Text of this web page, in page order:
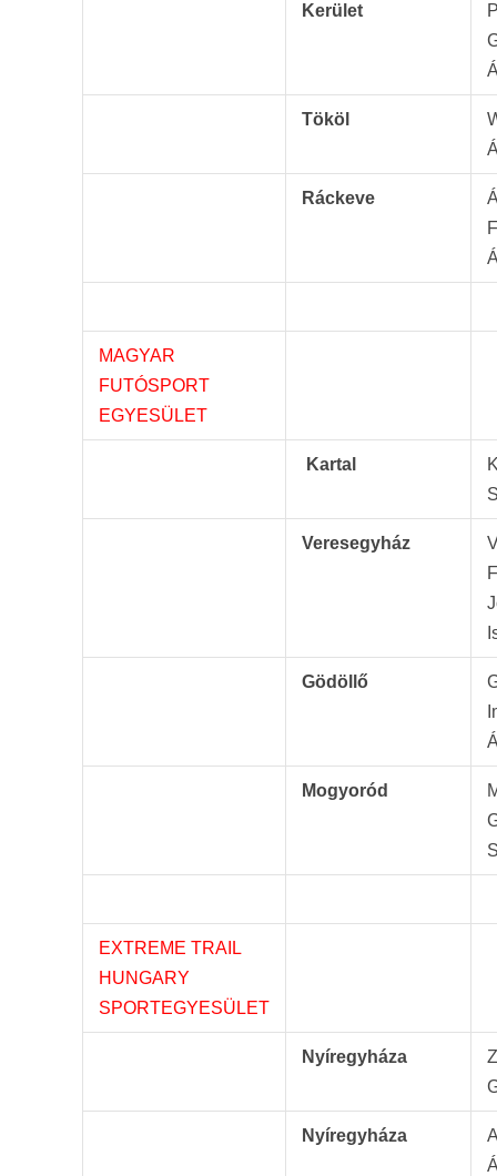
Kerület
Tököl
Ráckeve
MAGYAR
FUTÓSPORT
EGYESÜLET
Kartal
Veresegyház
Gödöllő
Mogyoród
EXTREME TRAIL
HUNGARY
SPORTEGYESÜLET
Nyíregyháza
Nyíregyháza